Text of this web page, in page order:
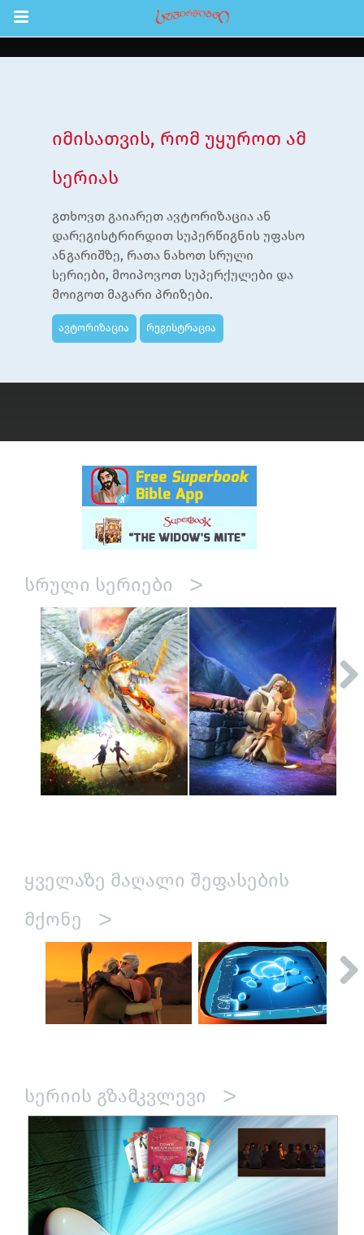
Return to Content
ბავშვებისთვის
იმისათვის, რომ უყუროთ ამ
სერიას
გთხოვთ გაიარეთ ავტორიზაცია ან
დარეგისტრირდით სუპერწიგნის უფასო
ანგარიშზე, რათა ნახოთ სრული
სერიები, მოიპოვოთ სუპერქულები და
მოიგოთ მაგარი პრიზები.
ავტორიზაცია რეგისტრაცია
ᲡᲠᲣᲚᲘ ᲡᲔᲠᲘᲔᲑᲘ >
ᲧᲕᲔᲚᲐᲖᲔ ᲛᲐᲦᲐᲚᲘ ᲨᲔᲤᲐᲡᲔᲑᲘᲡ
ᲛᲥᲝᲜᲔ
>
ᲡᲔᲠᲘᲘᲡ ᲒᲖᲐᲛᲙᲕᲚᲔᲕᲘ >